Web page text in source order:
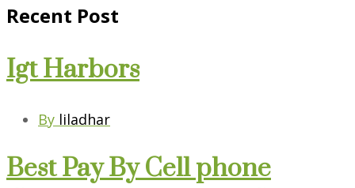
Recent Post
Igt Harbors
By liladhar
Best Pay By Cell phone